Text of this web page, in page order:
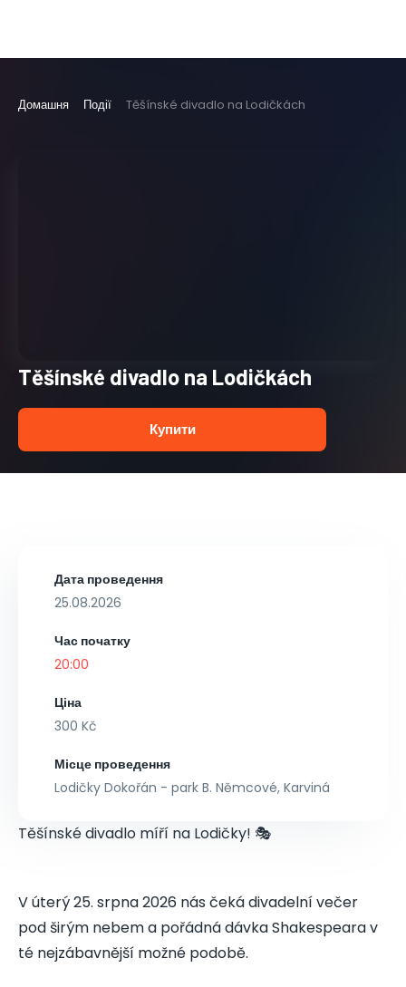
Домашня Події Těšínské divadlo na Lodičkách
Těšínské divadlo na Lodičkách
Купити
Дата проведення
25.08.2026
Час початку
20:00
Ціна
300 Kč
Місце проведення
Lodičky Dokořán - park B. Němcové, Karviná
Těšínské divadlo míří na Lodičky! 🎭
V úterý 25. srpna 2026 nás čeká divadelní večer
pod širým nebem a pořádná dávka Shakespeara v
té nejzábavnější možné podobě.